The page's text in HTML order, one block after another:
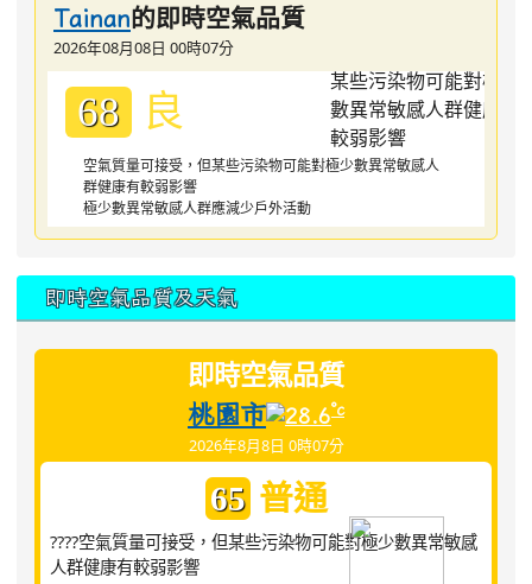
Tainan的即時空氣品質
2026年08月08日 00時07分
68 良
空氣質量可接受，但某些污染物可能對極少數異常敏感人
群健康有較弱影響
極少數異常敏感人群應減少戶外活動
即時空氣品質及天氣
即時空氣品質
桃園市 28.6°c
2026年8月8日 0時07分
65 普通
????空氣質量可接受，但某些污染物可能對極少數異常敏感
人群健康有較弱影響